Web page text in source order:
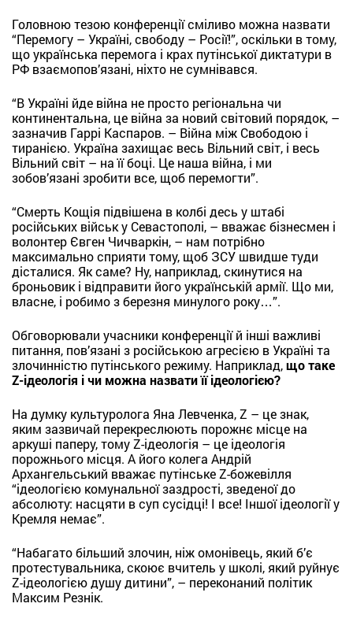
Головною тезою конференції сміливо можна назвати
“Перемогу – Україні, свободу – Росії!”, оскільки в тому,
що українська перемога і крах путінської диктатури в
РФ взаємопов’язані, ніхто не сумнівався.
“В Україні йде війна не просто регіональна чи
континентальна, це війна за новий світовий порядок, –
зазначив Гаррі Каспаров. – Війна між Свободою і
тиранією. Україна захищає весь Вільний світ, і весь
Вільний світ – на її боці. Це наша війна, і ми
зобов’язані зробити все, щоб перемогти”.
“Смерть Кощія підвішена в колбі десь у штабі
російських військ у Севастополі, – вважає бізнесмен і
волонтер Євген Чичваркін, – нам потрібно
максимально сприяти тому, щоб ЗСУ швидше туди
дісталися. Як саме? Ну, наприклад, скинутися на
броньовик і відправити його українській армії. Що ми,
власне, і робимо з березня минулого року…”.
Обговорювали учасники конференції й інші важливі
питання, пов’язані з російською агресією в Україні та
злочинністю путінського режиму. Наприклад,що таке
Z-ідеологія і чи можна назвати її ідеологією?
На думку культуролога Яна Левченка, Z – це знак,
яким зазвичай перекреслюють порожнє місце на
аркуші паперу, тому Z-ідеологія – це ідеологія
порожнього місця. А його колега Андрій
Архангельський вважає путінське Z-божевілля
“ідеологією комунальної заздрості, зведеної до
абсолюту: насцяти в суп сусідці! І все! Іншої ідеології у
Кремля немає”.
“Набагато більший злочин, ніж омонівець, який б’є
протестувальника, скоює вчитель у школі, який руйнує
Z-ідеологією душу дитини”, – переконаний політик
Максим Резнік.